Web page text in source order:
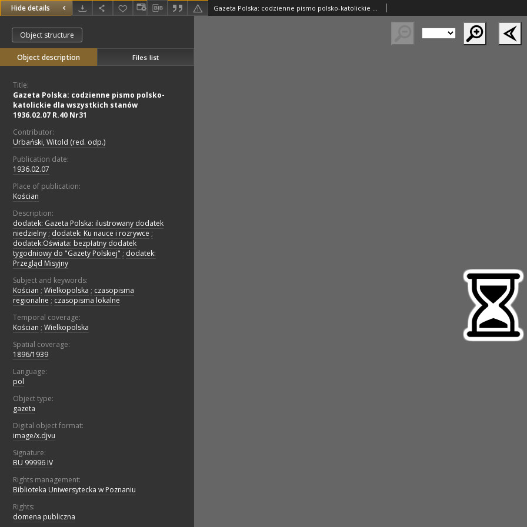
Hide details Gazeta Polska: codzienne pismo polsko-katolickie dla wszystkich stanów 1936.02.07 R.40 Nr31
Object structure
Object description Files list
Title:
Gazeta Polska: codzienne pismo polsko-
katolickie dla wszystkich stanów
1936.02.07 R.40 Nr31
Contributor:
Urbański, Witold (red. odp.)
Publication date:
1936.02.07
Place of publication:
Kościan
Description:
dodatek: Gazeta Polska: ilustrowany dodatek
niedzielny ; dodatek: Ku nauce i rozrywce ;
dodatek:Oświata: bezpłatny dodatek
tygodniowy do "Gazety Polskiej" ; dodatek:
Przegląd Misyjny
Subject and keywords:
Kościan ; Wielkopolska ; czasopisma
regionalne ; czasopisma lokalne
Temporal coverage:
Kościan ; Wielkopolska
Spatial coverage:
1896/1939
Language:
pol
Object type:
gazeta
Digital object format:
image/x.djvu
Signature:
BU 99996 IV
Rights management:
Biblioteka Uniwersytecka w Poznaniu
Rights:
domena publiczna